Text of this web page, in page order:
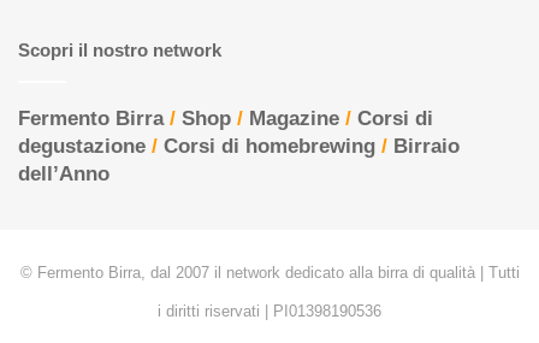
Scopri il nostro network
Fermento Birra/ Shop / Magazine / Corsi di
degustazione / Corsi di homebrewing / Birraio
dell’Anno
© Fermento Birra, dal 2007 il network dedicato alla birra di qualità | Tutti
i diritti riservati | PI01398190536